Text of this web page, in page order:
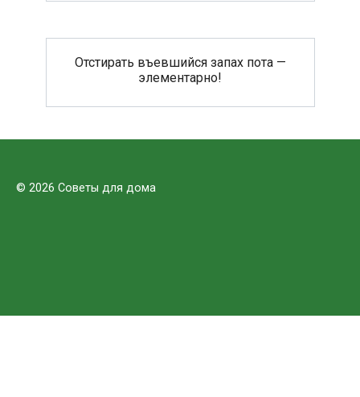
Отстирать въевшийся запах пота —
элементарно!
© 2026 Советы для дома